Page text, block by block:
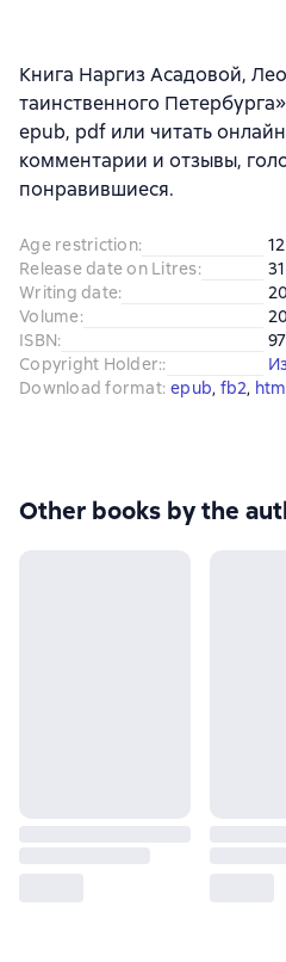
Книга Наргиз Асадовой,
таинственного
epub, pdf или читать
комментарии и отзывы,
понравившиеся.
Age restriction:
Release date on Litres:
Writing date:
Volume:
ISBN:
Copyright Holder::
Download format: epub, fb2,
Other books by the